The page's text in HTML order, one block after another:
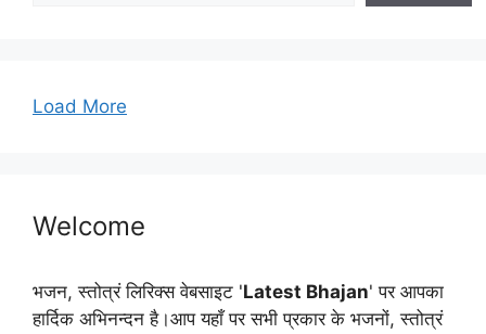
Load More
Welcome
भजन, स्तोत्रं लिरिक्स वेबसाइट 'Latest Bhajan' पर आपका
हार्दिक अभिनन्दन है।आप यहाँ पर सभी प्रकार के भजनों, स्तोत्रं